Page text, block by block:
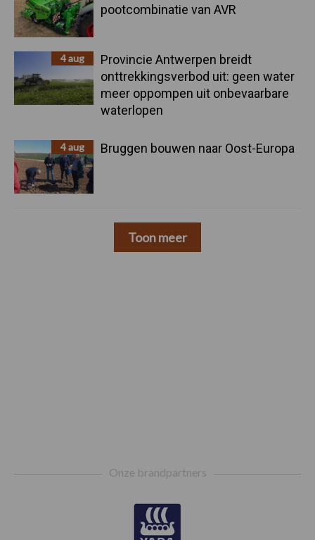
pootcombinatie van AVR
4 aug
Provincie Antwerpen breidt
onttrekkingsverbod uit: geen water
meer oppompen uit onbevaarbare
waterlopen
4 aug Bruggen bouwen naar Oost-Europa
Toon meer
Onze brandpartners